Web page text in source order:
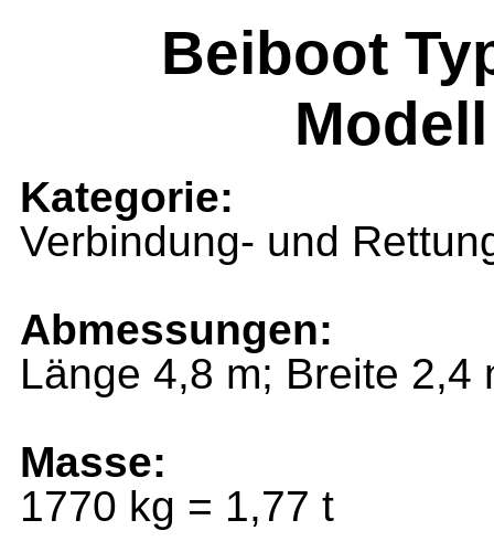
Beiboot
Kategorie:
Verbindung- und
Abmessungen:
Länge 4,8 m; Breite 2,4
Masse:
1770 kg = 1,77 t